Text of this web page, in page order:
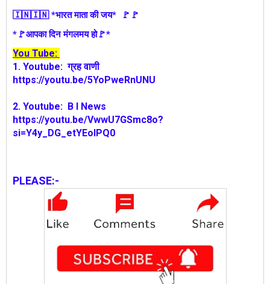
🇮🇳🇮🇳 *भारत माता की जय* 🚩🚩
*🚩आपका दिन मंगलमय हो🚩*
You Tube:
1. Youtube:ग्रह वाणी
https://youtu.be/5YoPweRnUNU
2. Youtube: B I News
https://youtu.be/VwwU7GSmc8o?
si=Y4y_DG_etYEolPQ0
PLEASE:-